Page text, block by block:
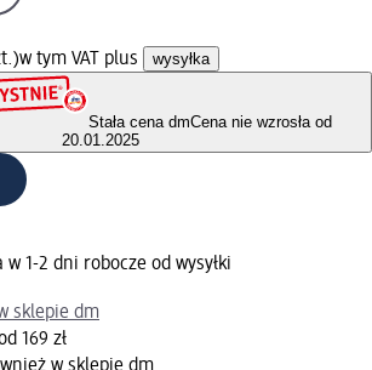
w tym VAT plus wysyłka
Stała cena dmCena nie wzrosła od
20.01.2025
1-2 dni robocze od wysyłki
sklepie dm
169 zł